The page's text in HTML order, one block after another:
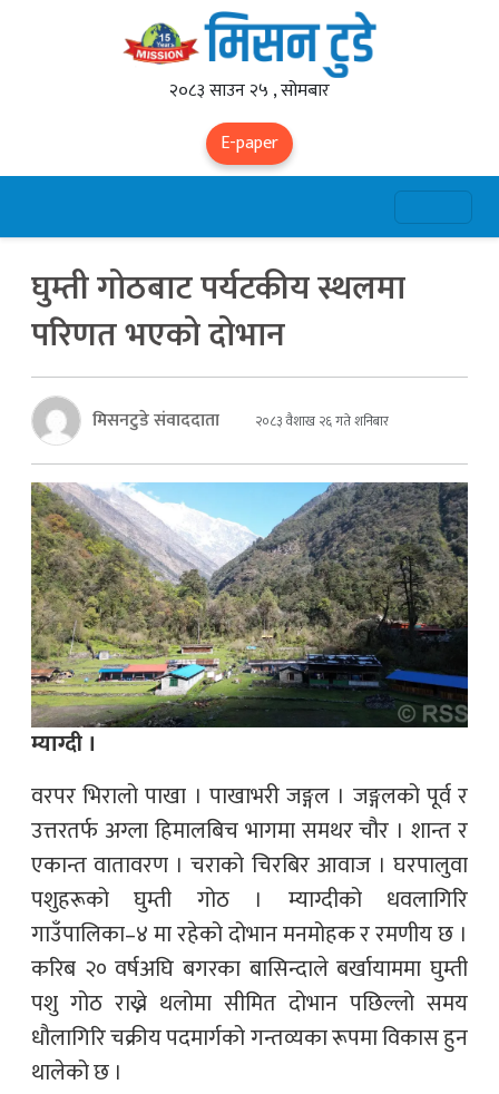
२०८३ साउन २५ , सोमबार
E-paper
घुम्ती गोठबाट पर्यटकीय स्थलमा
परिणत भएको दोभान
मिसनटुडे संवाददाता २०८३ वैशाख २६ गते शनिबार
म्याग्दी ।
वरपर भिरालो पाखा । पाखाभरी जङ्गल । जङ्गलको पूर्व र
उत्तरतर्फ अग्ला हिमालबिच भागमा समथर चौर । शान्त र
एकान्त वातावरण । चराको चिरबिर आवाज । घरपालुवा
पशुहरूको घुम्ती गोठ । म्याग्दीको धवलागिरि
गाउँपालिका–४ मा रहेको दोभान मनमोहक र रमणीय छ ।
करिब २० वर्षअघि बगरका बासिन्दाले बर्खायाममा घुम्ती
पशु गोठ राख्ने थलोमा सीमित दोभान पछिल्लो समय
धौलागिरि चक्रीय पदमार्गको गन्तव्यका रूपमा विकास हुन
थालेको छ ।